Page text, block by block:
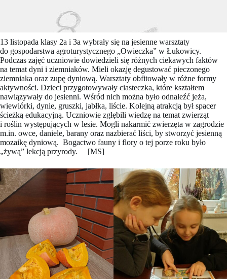
13 listopada klasy 2a i 3a wybrały się na jesienne warsztaty
do gospodarstwa agroturystycznego „Owieczka” w Łukowicy.
Podczas zajęć uczniowie dowiedzieli się różnych ciekawych faktów
na temat dyni i ziemniaków. Mieli okazję degustować pieczonego
ziemniaka oraz zupę dyniową. Warsztaty obfitowały w różne formy
aktywności. Dzieci przygotowywały ciasteczka, które kształtem
nawiązywały do jesienni. Wśród nich można było odnaleźć jeża,
wiewiórki, dynie, gruszki, jabłka, liście. Kolejną atrakcją był spacer
ścieżką edukacyjną. Uczniowie zgłębili wiedzę na temat zwierząt
i roślin występujących w lesie. Mogli nakarmić zwierzęta w zagrodzie
m.in. owce, daniele, barany oraz nazbierać liści, by stworzyć jesienną
mozaikę dyniową. Bogactwo fauny i flory o tej porze roku było
„żywą” lekcją przyrody. [MS]